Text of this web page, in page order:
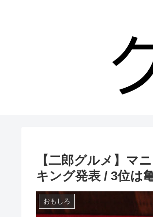
【二郎グルメ】マ
キング発表 / 3位は
おもしろ